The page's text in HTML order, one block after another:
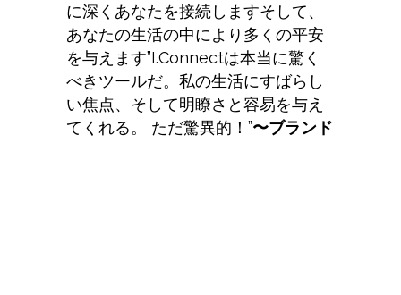
に深くあなたを接続しますそして、
あなたの生活の中により多くの平安
を与えます”I.Connectは本当に驚く
べきツールだ。私の生活にすばらし
い焦点、そして明瞭さと容易を与え
てくれる。 ただ驚異的！”〜ブランド